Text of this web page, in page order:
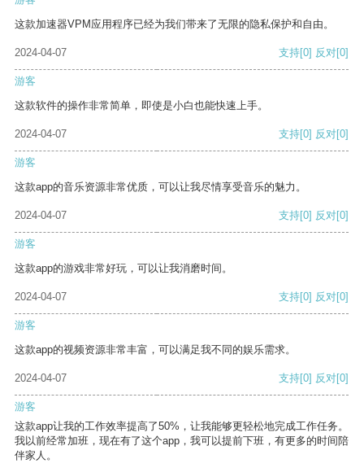
这款加速器VPM应用程序已经为我们带来了无限的隐私保护和自由。
2024-04-07 支持[0] 反对[0]
游客
这款软件的操作非常简单，即使是小白也能快速上手。
2024-04-07 支持[0] 反对[0]
游客
这款app的音乐资源非常优质，可以让我尽情享受音乐的魅力。
2024-04-07 支持[0] 反对[0]
游客
这款app的游戏非常好玩，可以让我消磨时间。
2024-04-07 支持[0] 反对[0]
游客
这款app的视频资源非常丰富，可以满足我不同的娱乐需求。
2024-04-07 支持[0] 反对[0]
游客
这款app让我的工作效率提高了50%，让我能够更轻松地完成工作任务。
我以前经常加班，现在有了这个app，我可以提前下班，有更多的时间陪
伴家人。